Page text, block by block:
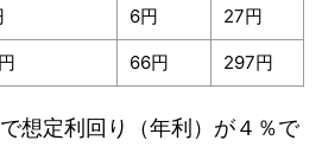
6円 27円
66円 297円
想定利回り（年利）が４％で